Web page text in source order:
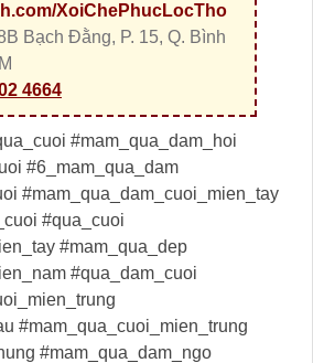
XoiChePhucLocTho
Bạch Đằng, P. 15, Q. Bình
4664
#mam_qua_dam_hoi
#6_mam_qua_dam
#mam_qua_dam_cuoi_mien_tay
#qua_cuoi
#mam_qua_dep
#qua_dam_cuoi
#mam_qua_cuoi_mien_trung
#mam_qua_dam_ngo